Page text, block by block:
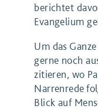
berichtet
Evangelium
Um das
gerne noch
zitieren, wo
Narrenrede
Blick auf